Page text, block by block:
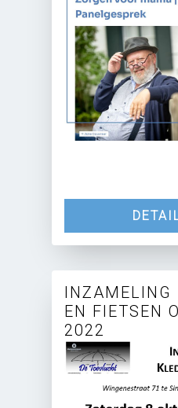
INZAMELING
EN FIETSEN
2022